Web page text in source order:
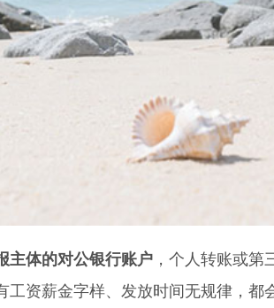
主体的对公银行账户 ，个人转账或
资薪金字样、发放时间无规律，都